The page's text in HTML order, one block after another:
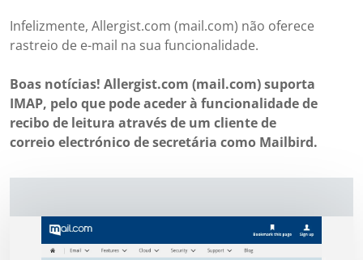
Infelizmente, Allergist.com (mail.com) não oferece
rastreio de e-mail na sua funcionalidade.
Boas notícias! Allergist.com (mail.com) suporta
IMAP, pelo que pode aceder à funcionalidade de
recibo de leitura através de um cliente de
correio electrónico de secretária como Mailbird.